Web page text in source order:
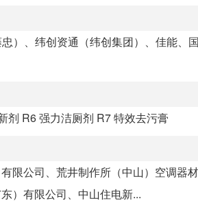
）、纬创资通（纬创集团）、佳能、
剂 R6 强力洁厕剂 R7 特效去污膏
限公司、荒井制作所（中山）空调器
）有限公司、中山住电新...